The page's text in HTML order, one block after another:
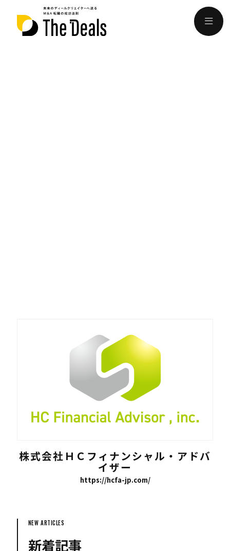
株式会社ＨＣフィナンシャル・アドバ
イザー
https://hcfa-jp.com/
NEW ARTICLES
新着記事